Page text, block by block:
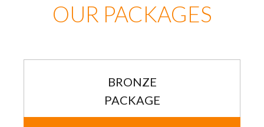
OUR PACKAGES
BRONZE
PACKAGE